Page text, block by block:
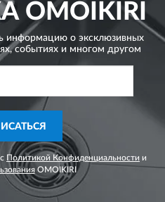
OMOIKIRI
информацию о эксклюзивных
событиях и многом другом
Политикой Конфиденциальности и
OMOIKIRI